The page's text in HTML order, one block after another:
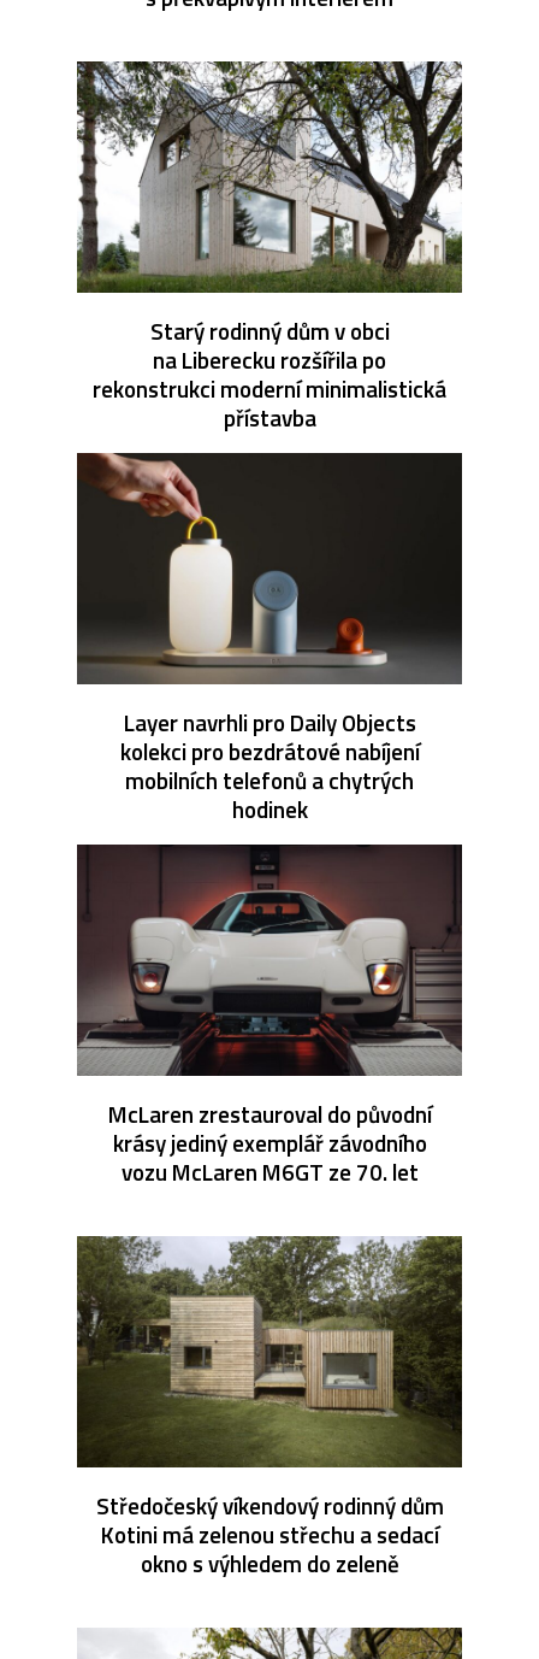
Starý rodinný dům v obci
na Liberecku rozšířila po
rekonstrukci moderní minimalistická
přístavba
Layer navrhli pro Daily Objects
kolekci pro bezdrátové nabíjení
mobilních telefonů a chytrých
hodinek
McLaren zrestauroval do původní
krásy jediný exemplář závodního
vozu McLaren M6GT ze 70. let
Středočeský víkendový rodinný dům
Kotini má zelenou střechu a sedací
okno s výhledem do zeleně